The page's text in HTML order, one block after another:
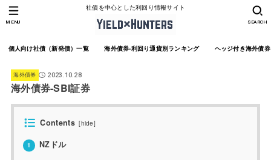
社債を中心とした利回り情報サイト
個人向け社債（新発債）一覧 海外債券-利回り通貨別ランキング ヘッジ付き海外債
SEARCH
MENU
海外債券 2023.10.28
海外債券-SBI証券
Contents [hide]
1 NZドル